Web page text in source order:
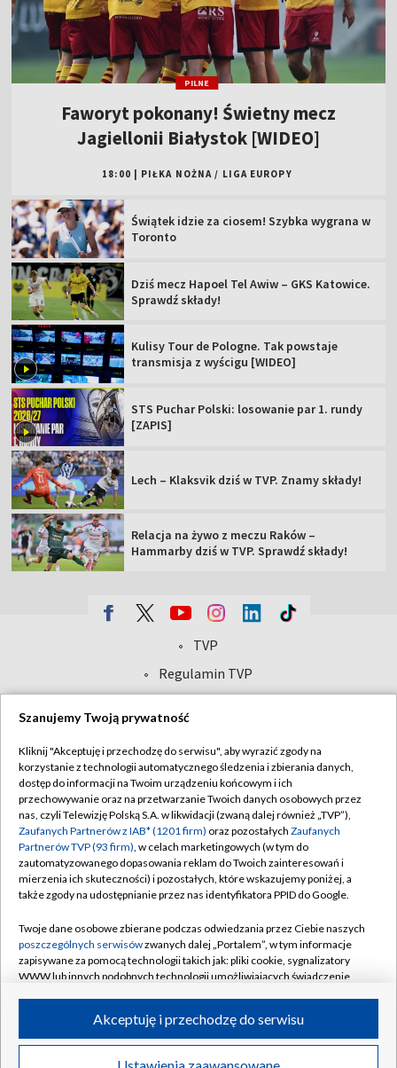
PILNE
Faworyt pokonany! Świetny mecz
Jagiellonii Białystok [WIDEO]
18:00 | PIŁKA NOŻNA / LIGA EUROPY
Świątek idzie za ciosem! Szybka wygrana w
Toronto
Dziś mecz Hapoel Tel Awiw – GKS Katowice.
Sprawdź składy!
Kulisy Tour de Pologne. Tak powstaje
transmisja z wyścigu [WIDEO]
STS Puchar Polski: losowanie par 1. rundy
[ZAPIS]
Lech – Klaksvik dziś w TVP. Znamy składy!
Relacja na żywo z meczu Raków –
Hammarby dziś w TVP. Sprawdź składy!
TVP
Abonament TVP
Oferta Handlowa
Telegazeta ogłoszenia
Emisja w TVP
Rada Programowa
Ogłoszenia przetargowe
Akademia Telewizyjna
Informacje o nadawcy
Centrum informacji TVP
Zgłoś program (ROPAT)
Kariera w TVP
Regulamin TVP
Biuro reklamy
Kontakt
Kanały
©2026 Telewizja Polska Spółka Akcyjna w likwidacji
Szanujemy Twoją prywatność
Kliknij "Akceptuję i przechodzę do serwisu", aby wyrazić zgody na
korzystanie z technologii automatycznego śledzenia i zbierania danych,
dostęp do informacji na Twoim urządzeniu końcowym i ich
przechowywanie oraz na przetwarzanie Twoich danych osobowych przez
nas, czyli Telewizję Polską S.A. w likwidacji (zwaną dalej również „TVP”),
Zaufanych Partnerów z IAB* (1201 firm) oraz pozostałych Zaufanych
Partnerów TVP (93 firm), w celach marketingowych (w tym do
zautomatyzowanego dopasowania reklam do Twoich zainteresowań i
mierzenia ich skuteczności) i pozostałych, które wskazujemy poniżej, a
także zgody na udostępnianie przez nas identyfikatora PPID do Google.
Twoje dane osobowe zbierane podczas odwiedzania przez Ciebie naszych
poszczególnych serwisówzwanych dalej „Portalem”, w tym informacje
zapisywane za pomocą technologii takich jak: pliki cookie, sygnalizatory
WWW lub innych podobnych technologii umożliwiających świadczenie
ruchu w Internecie.
Twoje dane osobowe zbierane podczas odwiedzania przez Ciebie
Akceptuję i przechodzę do serwisu